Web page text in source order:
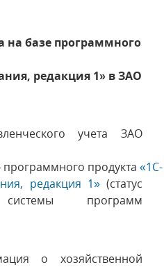
на базе программного
редакция 1» в ЗАО
учета ЗАО
продукта «1С-
редакция 1»(статус
системы программ
о хозяйственной